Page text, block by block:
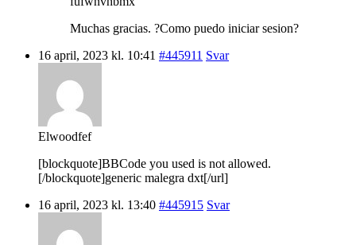
Muchas gracias. ?Como puedo iniciar sesion?
16 april, 2023 kl. 10:41 #445911 Svar
Elwoodfef
[blockquote]BBCode you used is not allowed.
[/blockquote]generic malegra dxt[/url]
16 april, 2023 kl. 13:40 #445915 Svar